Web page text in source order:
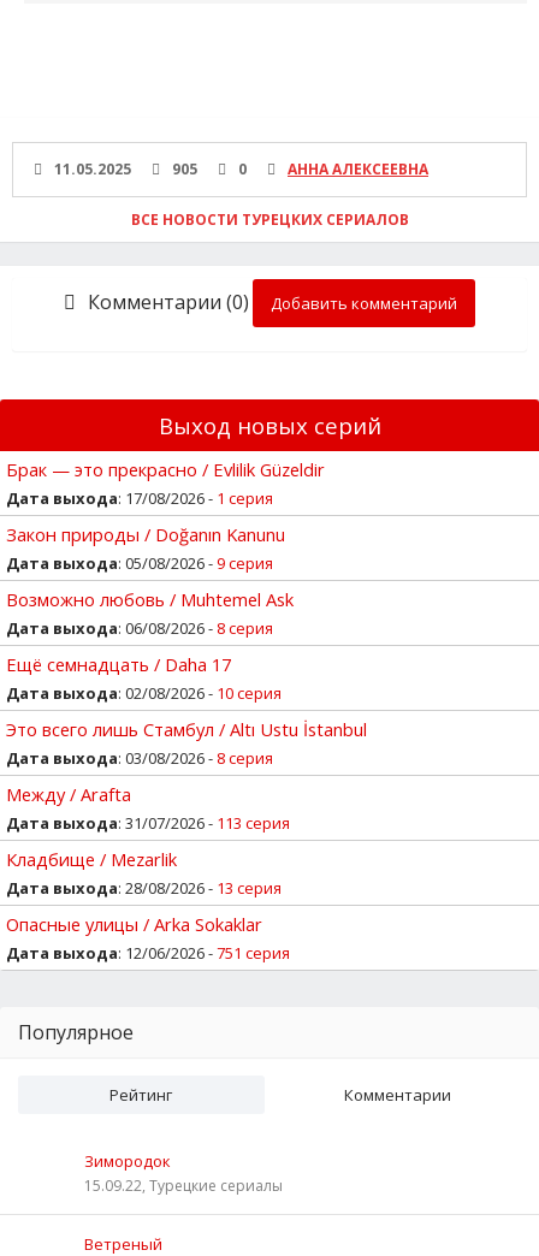
11.05.2025 905 0 АННА АЛЕКСЕЕВНА
ВСЕ НОВОСТИ ТУРЕЦКИХ СЕРИАЛОВ
Комментарии (0) Добавить комментарий
Выход новых серий
Брак — это прекрасно / Evlilik Güzeldir
Дата выхода: 17/08/2026 - 1 серия
Закон природы / Doğanın Kanunu
Дата выхода: 05/08/2026 -9 серия
Возможно любовь / Muhtemel Ask
Дата выхода: 06/08/2026 - 8 серия
Ещё семнадцать / Daha 17
Дата выхода: 02/08/2026 - 10 серия
Это всего лишь Стамбул / Altı Ustu İstanbul
Дата выхода: 03/08/2026 - 8 серия
Между / Arafta
Дата выхода: 31/07/2026 - 113 серия
Кладбище / Mezarlik
Дата выхода: 28/08/2026 - 13 серия
Опасные улицы / Arka Sokaklar
Дата выхода: 12/06/2026 -751 серия
Популярное
Рейтинг Комментарии
Зимородок
15.09.22, Турецкие сериалы
Ветреный